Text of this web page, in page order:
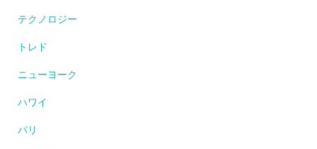
テクノロジー
トレド
ニューヨーク
ハワイ
パリ